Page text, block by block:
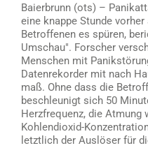
Baierbrunn (ots) –
eine knappe Stunde
Betroffenen es spüren,
Umschau". Forscher
Menschen mit
Datenrekorder mit nach
maß. Ohne dass die
beschleunigt sich 50
Herzfrequenz, die Atmung
Kohlendioxid-
letztlich der Auslöser für